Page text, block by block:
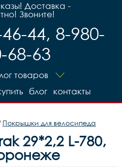
Доставка -
Звоните!
44, 8-980-
68-63
товаров
контакты
блог
Покрышки для велосипеда
29*2,2 L-780,